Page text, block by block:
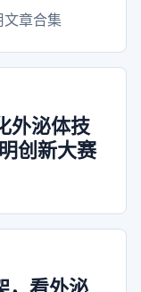
文章合集
外泌体技
创新大赛